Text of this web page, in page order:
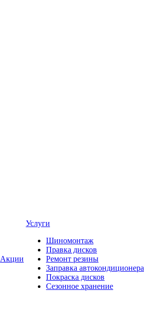
Акции
Услуги
Шиномонтаж
Правка дисков
Ремонт резины
Заправка автокондиционера
Покраска дисков
Сезонное хранение